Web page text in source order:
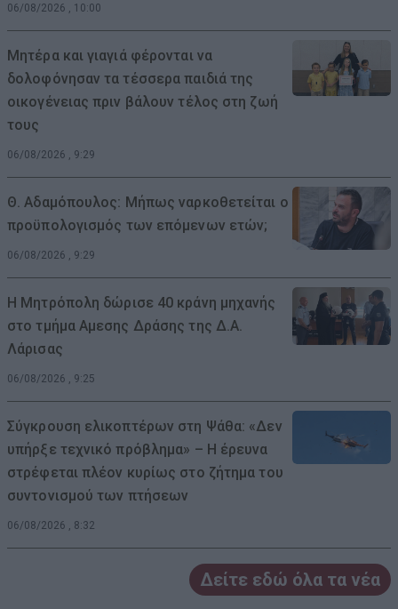
06/08/2026 , 10:00
Μητέρα και γιαγιά φέρονται να
δολοφόνησαν τα τέσσερα παιδιά της
οικογένειας πριν βάλουν τέλος στη ζωή
τους
06/08/2026 , 9:29
Θ. Αδαμόπουλος: Μήπως ναρκοθετείται ο
προϋπολογισμός των επόμενων ετών;
06/08/2026 , 9:29
Η Μητρόπολη δώρισε 40 κράνη μηχανής
στο τμήμα Αμεσης Δράσης της Δ.Α.
Λάρισας
06/08/2026 , 9:25
Σύγκρουση ελικοπτέρων στη Ψάθα: «Δεν
υπήρξε τεχνικό πρόβλημα» – Η έρευνα
στρέφεται πλέον κυρίως στο ζήτημα του
συντονισμού των πτήσεων
06/08/2026 , 8:32
Δείτε εδώ όλα τα νέα